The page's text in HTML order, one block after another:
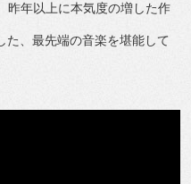
昨年以上に本気度の増した作
た、最先端の音楽を堪能して